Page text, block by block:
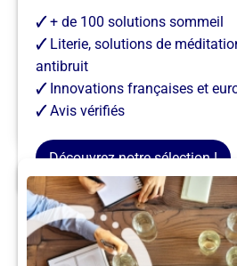
Je trouve des solutions →
🗸+ de 100 solutions sommeil
🗸Literie, solutions de
antibruit
🗸Innovations françaises et
🗸Avis vérifiés
Découvrez notre sélection !
le forum
Apprenez de nouvelles